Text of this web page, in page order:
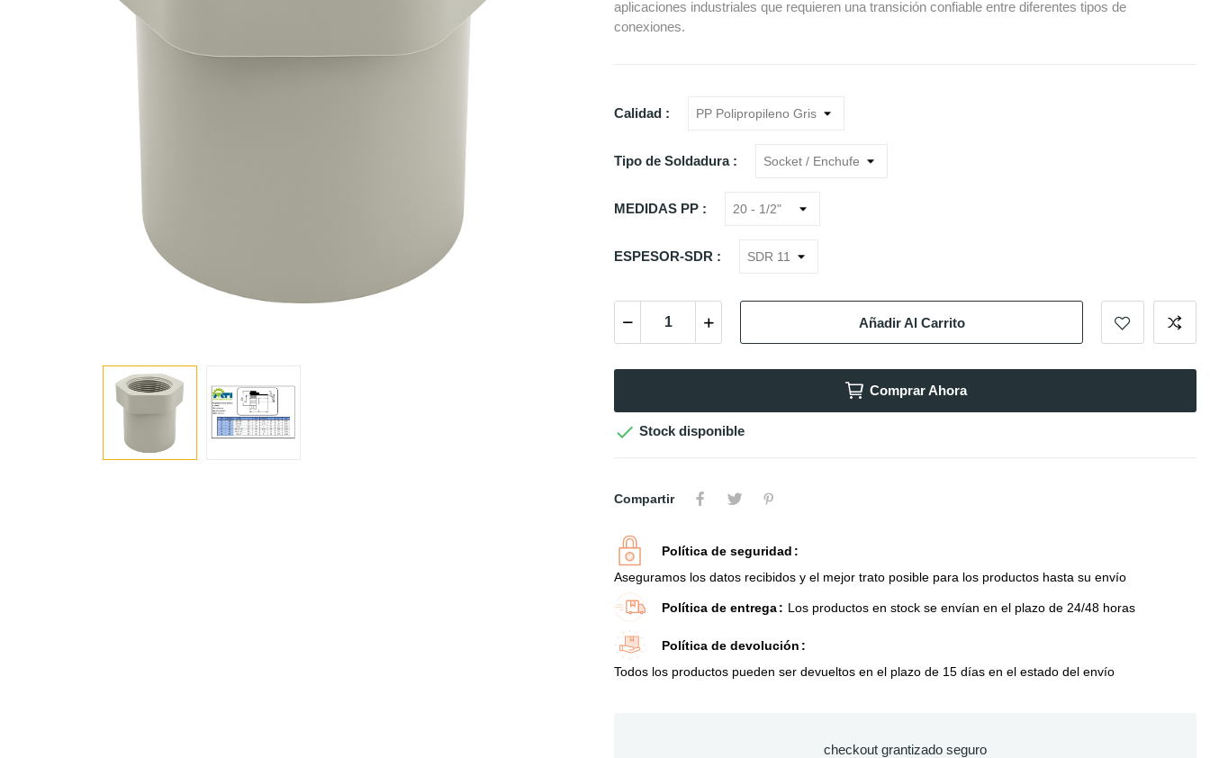
aplicaciones industriales que requieren una transición confiable entre diferentes tipos de
conexiones.
Calidad :
Tipo de Soldadura :
MEDIDAS PP :
ESPESOR-SDR :
Añadir Al Carrito
Comprar Ahora
 Stock disponible
Compartir
Política de seguridad
Aseguramos los datos recibidos y el mejor trato posible para los productos hasta su envío
Política de entrega Los productos en stock se envían en el plazo de 24/48 horas
Política de devolución
Todos los productos pueden ser devueltos en el plazo de 15 días en el estado del envío
checkout grantizado seguro